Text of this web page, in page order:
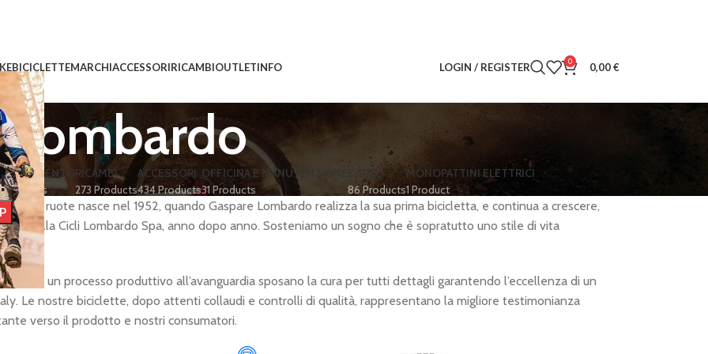
BICICLETTEMARCHIACCESSORIRICAMBIOUTLETINFO LOGIN / REGISTER 0 0,00€
Lombardo
Products
RICAMBI
273 Products
ACCESSORI
434 Products
OFFICINA E MANUTENZIONE
31 Products
E-BIKE
86 Products
MONOPATTINI ELETTRICI
1 Product
due ruote nasce nel 1952, quando Gaspare Lombardo realizza la sua prima bicicletta, e continua a crescere,
nella Cicli Lombardo Spa, anno dopo anno. Sosteniamo un sogno che è sopratutto uno stile di vita
e un processo produttivo all’avanguardia sposano la cura per tutti dettagli garantendo l’eccellenza di un
Le nostre biciclette, dopo attenti collaudi e controlli di qualità, rappresentano la migliore testimonianza
verso il prodotto e nostri consumatori.